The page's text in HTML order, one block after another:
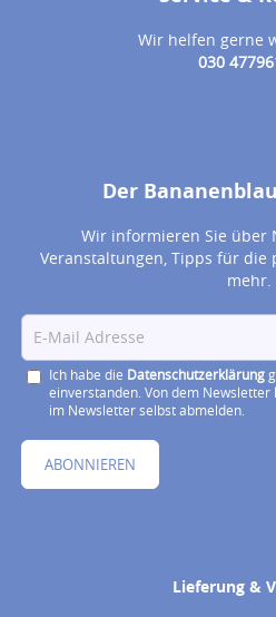
Wir helfen gerne
030
Der
Wir informieren Sie über
Veranstaltungen, Tipps für die
mehr.
Ich habe die Datenschutzerklärung
einverstanden. Von dem
im Newsletter selbst abmelden.
ABONNIEREN
Lieferung &